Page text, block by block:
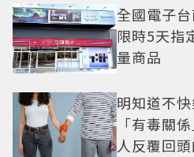
全國電子
限時5天指
量商品
明知道不
「有毒關
人反覆回